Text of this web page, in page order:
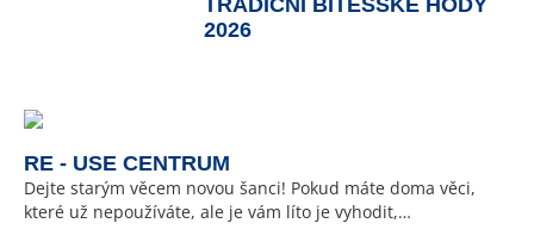
TRADIČNÍ BÍTEŠSKÉ HODY
2026
RE - USE CENTRUM
Dejte starým věcem novou šanci! Pokud máte doma věci,
které už nepoužíváte, ale je vám líto je vyhodit,…